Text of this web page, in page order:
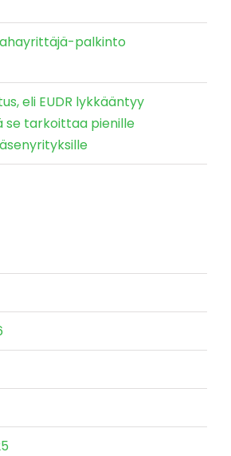
palkinto
eli EUDR lykkääntyy
se tarkoittaa pienille